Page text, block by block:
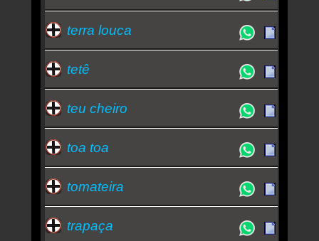
terra louca
tetê
teu cheiro
toa toa
tomateira
trapaça